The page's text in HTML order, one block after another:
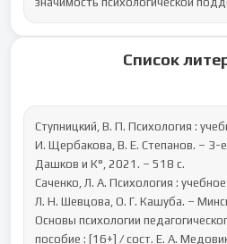
Список
Ступницкий, В. П. Психология :
И. Щербакова, В. Е. Степанов. – 3-
Дашков и К°, 2021. – 518 с.
Саченко, Л. А. Психология :
Л. Н. Шевцова, О. Г. Кашуба. –
Основы психологии
пособие : [16+] / сост. Е. А.